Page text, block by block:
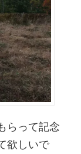
らって記念
欲しいで